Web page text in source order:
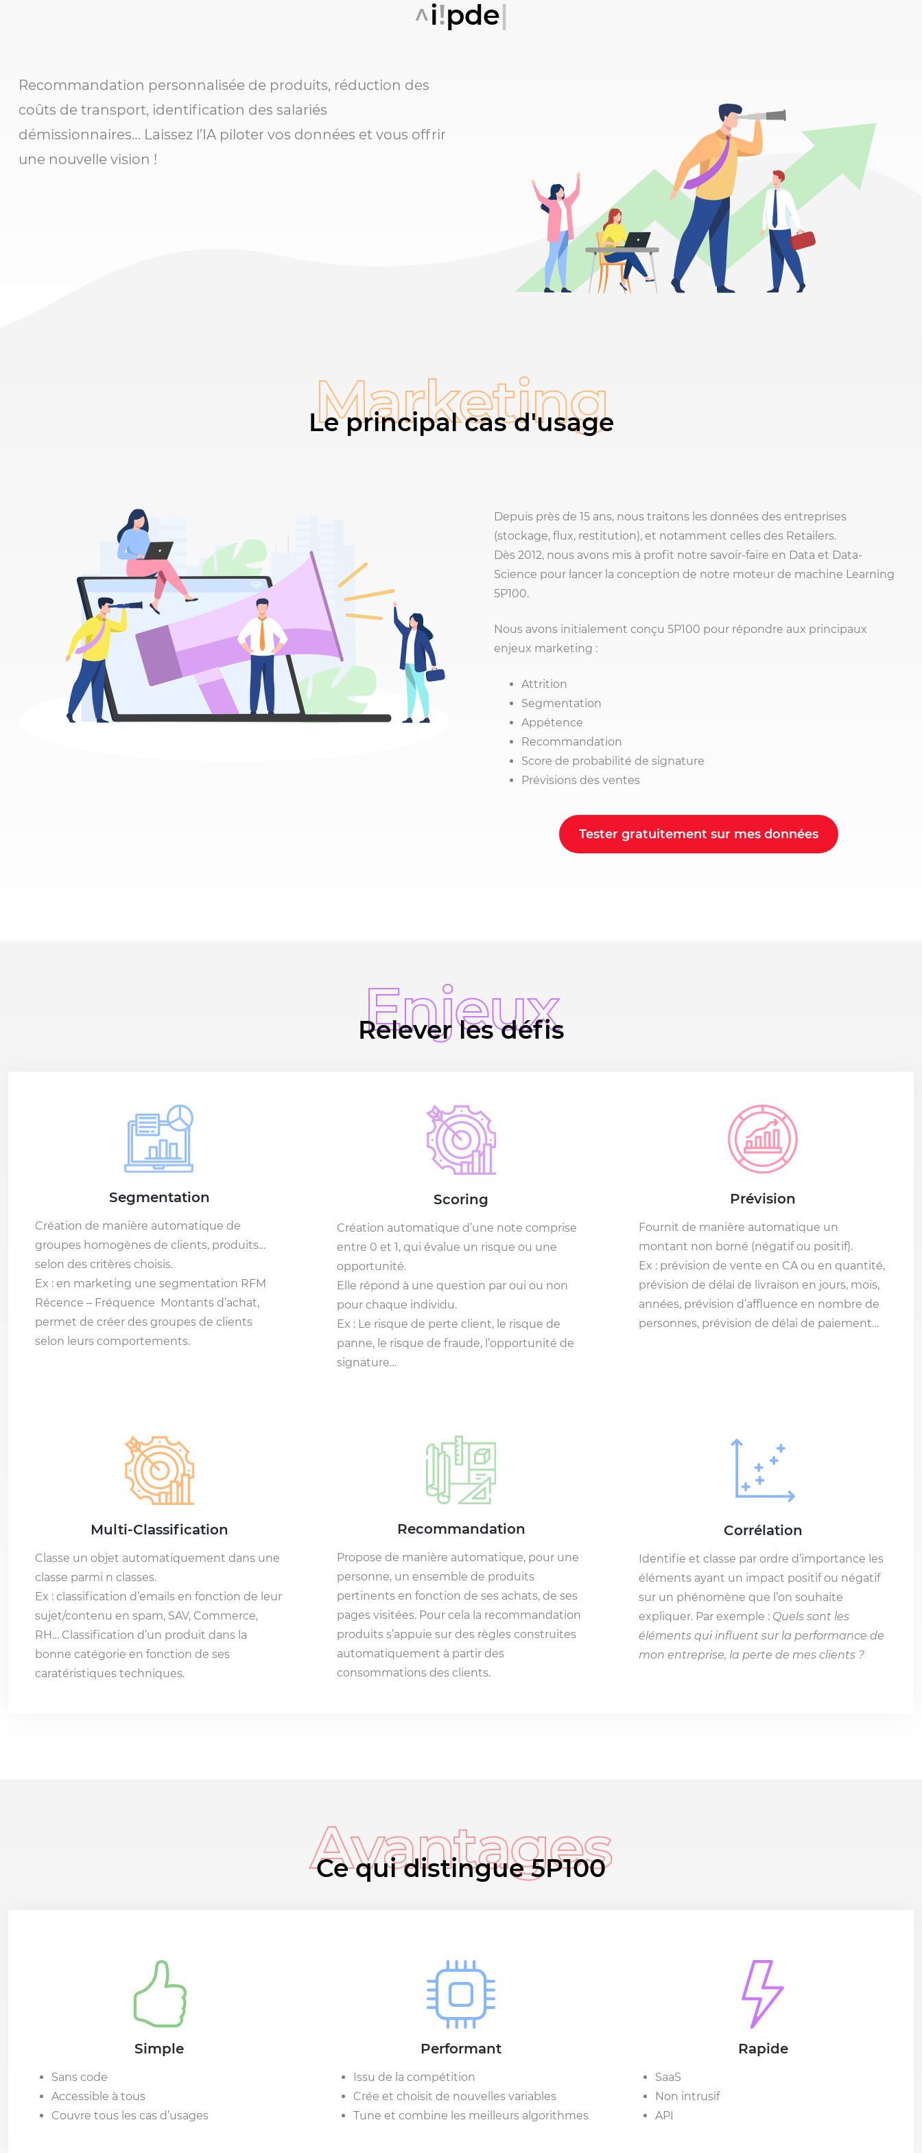
Rapide
Recommandation personnalisée de produits, réduction des
coûts de transport, identification des salariés
démissionnaires… Laissez l’IA piloter vos données et vous offrir
une nouvelle vision !
Marketing
Le principal cas d'usage
Depuis près de 15 ans, nous traitons les données des entreprises
(stockage, flux, restitution), et notamment celles des Retailers.
Dès 2012, nous avons mis à profit notre savoir-faire en Data et Data-
Science pour lancer la conception de notre moteur de machine Learning
5P100.
Nous avons initialement conçu 5P100 pour répondre aux principaux
enjeux marketing :
Attrition
Segmentation
Appétence
Recommandation
Score de probabilité de signature
Prévisions des ventes
Tester gratuitement sur mes données
Enjeux
Relever les défis
Segmentation
Création de manière automatique de
groupes homogènes de clients, produits…
selon des critères choisis.
Ex : en marketing une segmentation RFM
Récence – Fréquence Montants d’achat,
permet de créer des groupes de clients
selon leurs comportements.
Scoring
Création automatique d’une note comprise
entre 0 et 1, qui évalue un risque ou une
opportunité.
Elle répond à une question par oui ou non
pour chaque individu.
Ex : Le risque de perte client, le risque de
panne, le risque de fraude, l’opportunité de
signature…
Prévision
Fournit de manière automatique un
montant non borné (négatif ou positif).
Ex : prévision de vente en CA ou en quantité,
prévision de délai de livraison en jours, mois,
années, prévision d’affluence en nombre de
personnes, prévision de délai de paiement…
Multi-Classification
Classe un objet automatiquement dans une
classe parmi n classes.
Ex : classification d’emails en fonction de leur
sujet/contenu en spam, SAV, Commerce,
RH… Classification d’un produit dans la
bonne catégorie en fonction de ses
caratéristiques techniques.
Recommandation
Propose de manière automatique, pour une
personne, un ensemble de produits
pertinents en fonction de ses achats, de ses
pages visitées. Pour cela la recommandation
produits s’appuie sur des règles construites
automatiquement à partir des
consommations des clients.
Corrélation
Identifie et classe par ordre d’importance les
éléments ayant un impact positif ou négatif
sur un phénomène que l’on souhaite
expliquer. Par exemple : Quels sont les
éléments qui influent sur la performance de
mon entreprise, la perte de mes clients ?
Avantages
Ce qui distingue 5P100
Simple
Sans code
Accessible à tous
Couvre tous les cas d’usages
Performant
Issu de la compétition
Crée et choisit de nouvelles variables
Tune et combine les meilleurs algorithmes
Rapide
SaaS
Non intrusif
API